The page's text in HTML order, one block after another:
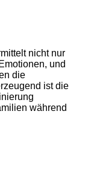
nicht nur
und
die
ist die
während